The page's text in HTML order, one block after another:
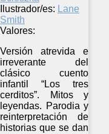
Ilustrador/es: Lane
Smith
Valores:
Versión atrevida e
irreverante del
clásico cuento
infantil “Los tres
cerditos”. Mitos y
leyendas. Parodia y
reinterpretación de
historias que se dan